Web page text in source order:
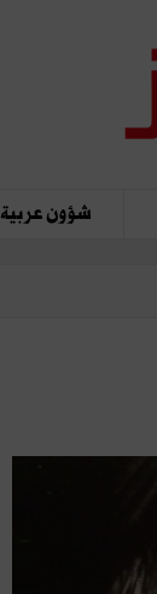
شؤون عربية